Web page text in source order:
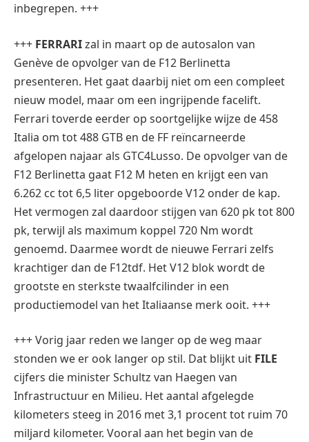
inbegrepen. +++
+++ FERRARIzal in maart op de autosalon van
Genève de opvolger van de F12 Berlinetta
presenteren. Het gaat daarbij niet om een compleet
nieuw model, maar om een ingrijpende facelift.
Ferrari toverde eerder op soortgelijke wijze de 458
Italia om tot 488 GTB en de FF reïncarneerde
afgelopen najaar als GTC4Lusso. De opvolger van de
F12 Berlinetta gaat F12 M heten en krijgt een van
6.262 cc tot 6,5 liter opgeboorde V12 onder de kap.
Het vermogen zal daardoor stijgen van 620 pk tot 800
pk, terwijl als maximum koppel 720 Nm wordt
genoemd. Daarmee wordt de nieuwe Ferrari zelfs
krachtiger dan de F12tdf. Het V12 blok wordt de
grootste en sterkste twaalfcilinder in een
productiemodel van het Italiaanse merk ooit. +++
+++ Vorig jaar reden we langer op de weg maar
stonden we er ook langer op stil. Dat blijkt uit FILE
cijfers die minister Schultz van Haegen van
Infrastructuur en Milieu. Het aantal afgelegde
kilometers steeg in 2016 met 3,1 procent tot ruim 70
miljard kilometer. Vooral aan het begin van de